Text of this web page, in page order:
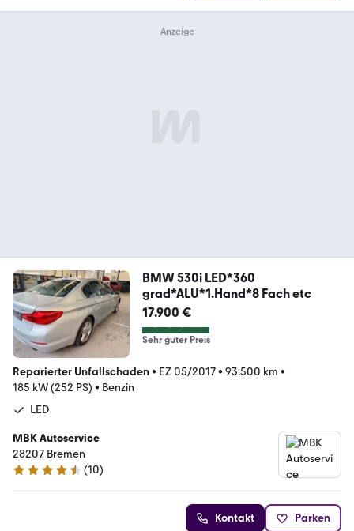
BMW 530i LED*360
grad*ALU*1.Hand*8 Fach etc
17.900 €
Sehr guter Preis
Reparierter Unfallschaden• EZ 05/2017• 93.500 km •
185 kW (252 PS) • Benzin
LED
MBK Autoservice
28207 Bremen
4.7 Sterne
(10)
Kontakt Parken